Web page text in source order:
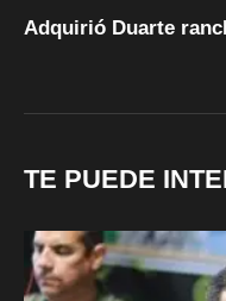
TE PUEDE